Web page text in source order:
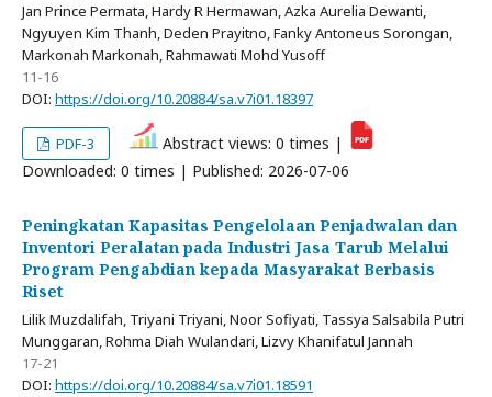
Jan Prince Permata, Hardy R Hermawan, Azka Aurelia Dewanti,
Ngyuyen Kim Thanh, Deden Prayitno, Fanky Antoneus Sorongan,
Markonah Markonah, Rahmawati Mohd Yusoff
11-16
DOI: https://doi.org/10.20884/sa.v7i01.18397
PDF-3
Abstract views: 0 times |
Downloaded: 0 times | Published: 2026-07-06
Peningkatan Kapasitas Pengelolaan Penjadwalan dan
Inventori Peralatan pada Industri Jasa Tarub Melalui
Program Pengabdian kepada Masyarakat Berbasis
Riset
Lilik Muzdalifah, Triyani Triyani, Noor Sofiyati, Tassya Salsabila Putri
Munggaran, Rohma Diah Wulandari, Lizvy Khanifatul Jannah
17-21
DOI: https://doi.org/10.20884/sa.v7i01.18591